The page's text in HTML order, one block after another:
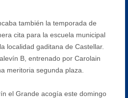
también la temporada de
cita para la escuela municipal
localidad gaditana de Castellar.
B, entrenado por Carolain
meritoria segunda plaza.
el Grande acogía este domingo